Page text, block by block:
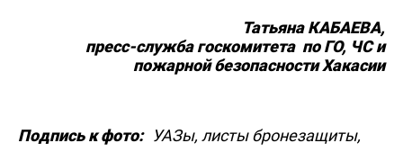
Татьяна КАБАЕВА,
пресс-служба госкомитета по ГО, ЧС и
пожарной безопасности Хакасии
Подпись к фото:
УАЗы, листы бронезащиты,